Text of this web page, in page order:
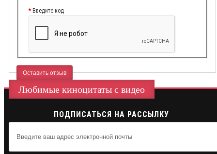
Введите код
Оставить отзыв
Любимые киноцитаты с видео
ПОДПИСАТЬСЯ НА РАССЫЛКУ